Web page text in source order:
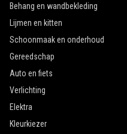
Behang en wandbekleding
Lijmen en kitten
Schoonmaak en onderhoud
Gereedschap
Auto en fiets
Verlichting
Elektra
Kleurkiezer